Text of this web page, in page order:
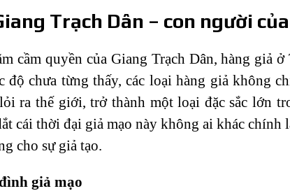
Trạch Dân – con người
cầm quyền của Giang Trạch Dân, hàng giả
độ chưa từng thấy, các loại hàng giả không
ra thế giới, trở thành một loại đặc sắc lớn
cái thời đại giả mạo này không ai khác chính
cho sự giả tạo.
giả mạo